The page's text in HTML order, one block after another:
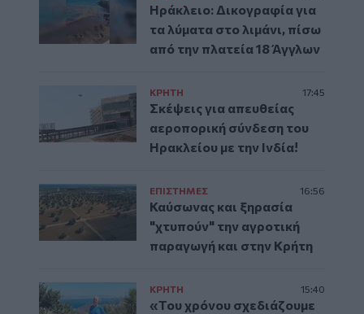
Ηράκλειο: Δικογραφία για
τα λύματα στο λιμάνι, πίσω
από την πλατεία 18 Άγγλων
ΚΡΗΤΗ 17:45
Σκέψεις για απευθείας
αεροπορική σύνδεση του
Ηρακλείου με την Ινδία!
ΕΠΙΣΤΗΜΕΣ 16:56
Καύσωνας και ξηρασία
"χτυπούν" την αγροτική
παραγωγή και στην Κρήτη
ΚΡΗΤΗ 15:40
«Του χρόνου σχεδιάζουμε